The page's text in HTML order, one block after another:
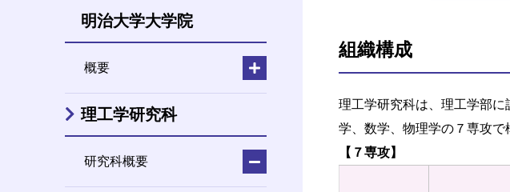
組織構成
理工学研究科は、理工学部
学、数学、物理学の７専攻で
【７専攻】
明治大学大学院
概要
理工学研究科
研究科概要